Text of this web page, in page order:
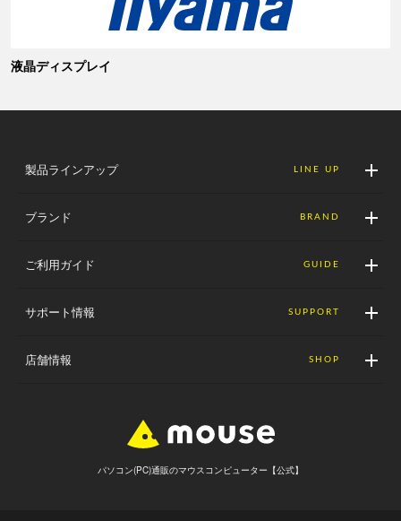
液晶ディスプレイ
製品ラインアップ LINE UP
ブランド BRAND
ご利用ガイド GUIDE
サポート情報 SUPPORT
店舗情報 SHOP
パソコン(PC)通販のマウスコンピューター【公式】